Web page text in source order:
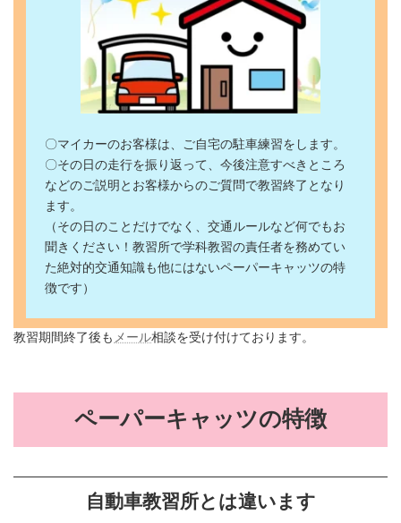
〇マイカーのお客様は、ご自宅の駐車練習をします。
〇その日の走行を振り返って、今後注意すべきところ
などのご説明とお客様からのご質問で教習終了となり
ます。
（その日のことだけでなく、交通ルールなど何でもお
聞きください！教習所で学科教習の責任者を務めてい
た絶対的交通知識も他にはないペーパーキャッツの特
徴です）
教習期間終了後も メール相談を受け付けております。
ペーパーキャッツの特徴
自動車教習所とは違います